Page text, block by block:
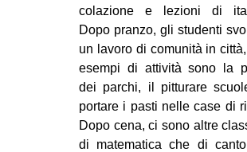
colazione e lezioni di
Dopo pranzo, gli studenti
un lavoro di comunità in
esempi di attività sono la
dei parchi, il pitturare
portare i pasti nelle case di
Dopo cena, ci sono altre
di matematica che di